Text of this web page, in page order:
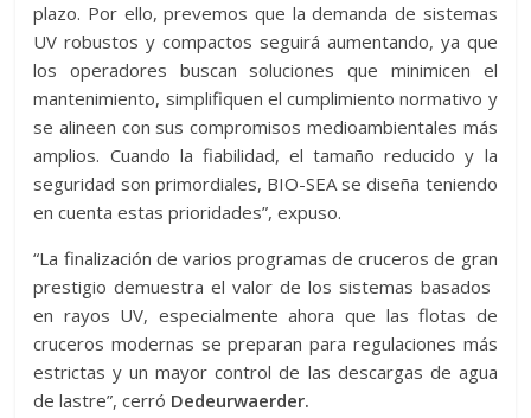
plazo. Por ello, prevemos que la demanda de sistemas
UV robustos y compactos seguirá aumentando, ya que
los operadores buscan soluciones que minimicen el
mantenimiento, simplifiquen el cumplimiento normativo y
se alineen con sus compromisos medioambientales más
amplios. Cuando la fiabilidad, el tamaño reducido y la
seguridad son primordiales, BIO-SEA se diseña teniendo
en cuenta estas prioridades”, expuso.
“La finalización de varios programas de cruceros de gran
prestigio demuestra el valor de los sistemas basados ​​
en rayos UV, especialmente ahora que las flotas de
cruceros modernas se preparan para regulaciones más
estrictas y un mayor control de las descargas de agua
de lastre”, cerró Dedeurwaerder.